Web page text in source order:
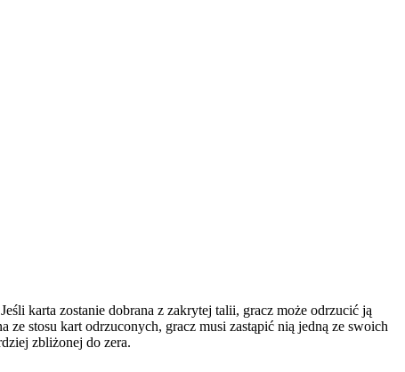
karta zostanie dobrana z zakrytej talii, gracz może odrzucić ją
stosu kart odrzuconych, gracz musi zastąpić nią jedną ze swoich
zbliżonej do zera.